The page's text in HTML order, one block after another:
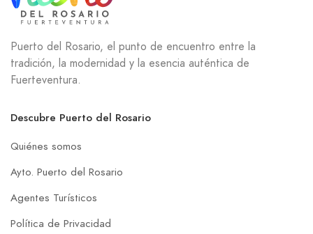
Puerto del Rosario, el punto de encuentro entre la
tradición, la modernidad y la esencia auténtica de
Fuerteventura.
Descubre Puerto del Rosario
Quiénes somos
Ayto. Puerto del Rosario
Agentes Turísticos
Política de Privacidad